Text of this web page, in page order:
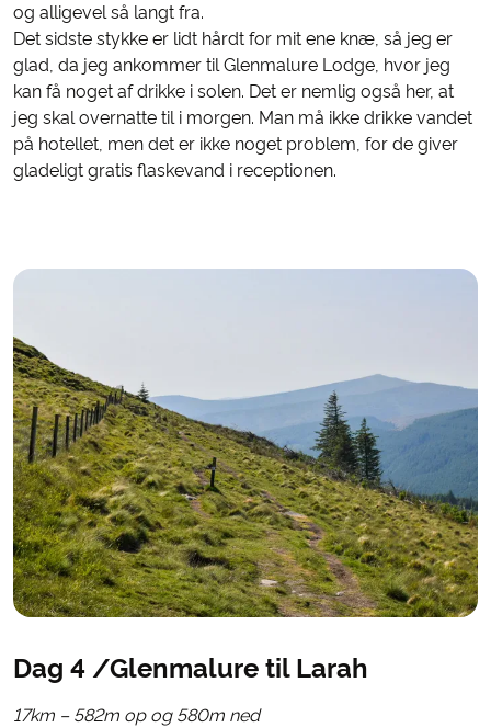
og alligevel så langt fra.
Det sidste stykke er lidt hårdt for mit ene knæ, så jeg er
glad, da jeg ankommer til Glenmalure Lodge, hvor jeg
kan få noget af drikke i solen. Det er nemlig også her, at
jeg skal overnatte til i morgen. Man må ikke drikke vandet
på hotellet, men det er ikke noget problem, for de giver
gladeligt gratis flaskevand i receptionen.
Dag 4 /Glenmalure til Larah
17km – 582m op og 580m ned